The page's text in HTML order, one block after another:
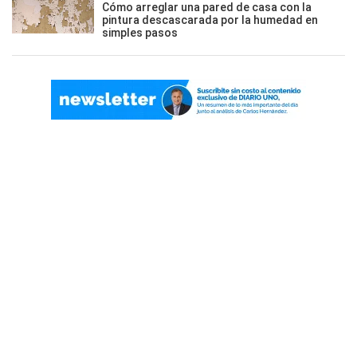
Cómo arreglar una pared de casa con la
pintura descascarada por la humedad en
simples pasos